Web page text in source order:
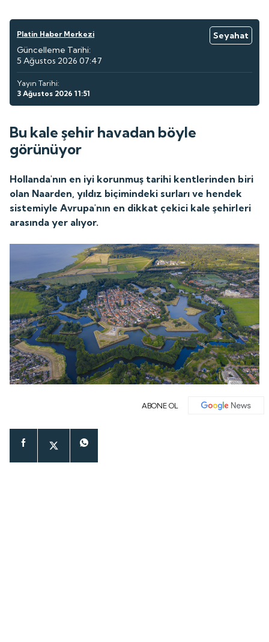
Platin Haber Merkezi
Seyahat
Güncelleme Tarihi:
5 Ağustos 2026 07:47
Yayın Tarihi:
3 Ağustos 2026 11:51
Bu kale şehir havadan böyle
görünüyor
Hollanda'nın en iyi korunmuş tarihi kentlerinden biri
olan Naarden, yıldız biçimindeki surları ve hendek
sistemiyle Avrupa'nın en dikkat çekici kale şehirleri
arasında yer alıyor.
ABONE OL